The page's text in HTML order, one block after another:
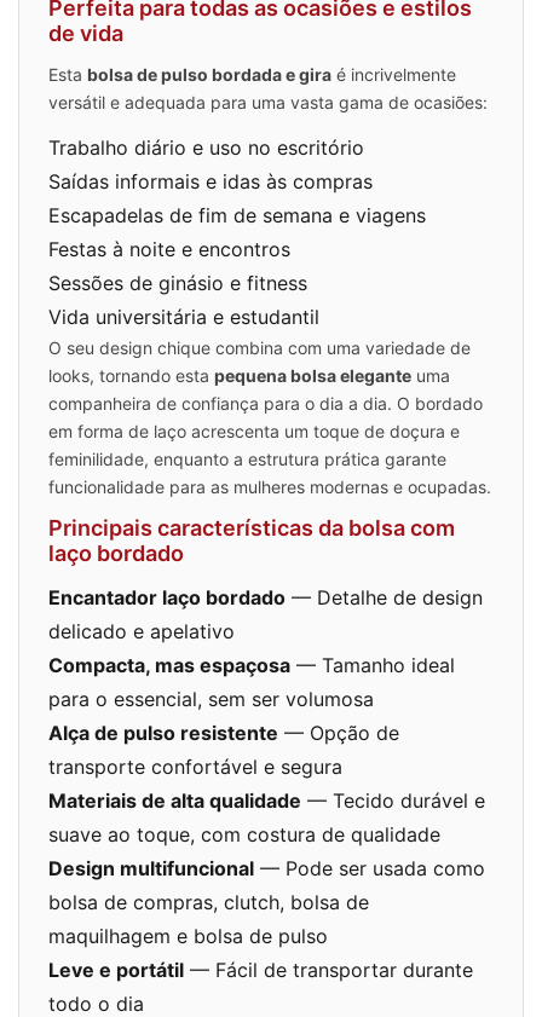
Perfeita para todas as ocasiões e estilos
de vida
Esta bolsa de pulso bordada e gira é incrivelmente
versátil e adequada para uma vasta gama de ocasiões:
Trabalho diário e uso no escritório
Saídas informais e idas às compras
Escapadelas de fim de semana e viagens
Festas à noite e encontros
Sessões de ginásio e fitness
Vida universitária e estudantil
O seu design chique combina com uma variedade de
looks, tornando esta pequena bolsa elegante uma
companheira de confiança para o dia a dia. O bordado
em forma de laço acrescenta um toque de doçura e
feminilidade, enquanto a estrutura prática garante
funcionalidade para as mulheres modernas e ocupadas.
Principais características da bolsa com
laço bordado
Encantador laço bordado — Detalhe de design
delicado e apelativo
Compacta, mas espaçosa — Tamanho ideal
para o essencial, sem ser volumosa
Alça de pulso resistente — Opção de
transporte confortável e segura
Materiais de alta qualidade — Tecido durável e
suave ao toque, com costura de qualidade
Design multifuncional — Pode ser usada como
bolsa de compras, clutch, bolsa de
maquilhagem e bolsa de pulso
Leve e portátil — Fácil de transportar durante
todo o dia